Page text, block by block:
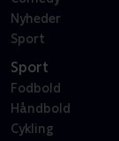
Nyheder
Sport
Sport
Fodbold
Håndbold
Cykling